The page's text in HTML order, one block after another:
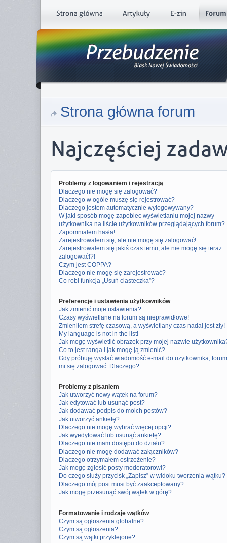
Strona główna forum
Najczęściej
Problemy z logowaniem i rejestracją
Dlaczego nie mogę się zalogować?
Dlaczego w ogóle muszę się rejestrować?
Dlaczego jestem automatycznie wylogowywany?
W jaki sposób mogę zapobiec wyświetlaniu mojej nazwy
użytkownika na liście użytkowników przeglądających forum?
Zapomniałem hasła!
Zarejestrowałem się, ale nie mogę się zalogować!
Zarejestrowałem się jakiś czas temu, ale nie mogę się teraz
zalogować!?!
Czym jest COPPA?
Dlaczego nie mogę się zarejestrować?
Co robi funkcja „Usuń ciasteczka”?
Preferencje i ustawienia użytkowników
Jak zmienić moje ustawienia?
Czasy wyświetlane na forum są nieprawidłowe!
Zmieniłem strefę czasową, a wyświetlany czas nadal jest zły!
My language is not in the list!
Jak mogę wyświetlić obrazek przy mojej nazwie
Co to jest ranga i jak mogę ją zmienić?
Gdy próbuję wysłać wiadomość e-mail do użytkownika,
mi się zalogować. Dlaczego?
Problemy z pisaniem
Jak utworzyć nowy wątek na forum?
Jak edytować lub usunąć post?
Jak dodawać podpis do moich postów?
Jak utworzyć ankietę?
Dlaczego nie mogę wybrać więcej opcji?
Jak wyedytować lub usunąć ankietę?
Dlaczego nie mam dostępu do działu?
Dlaczego nie mogę dodawać załączników?
Dlaczego otrzymałem ostrzeżenie?
Jak mogę zgłosić posty moderatorowi?
Do czego służy przycisk „Zapisz” w widoku tworzenia wątku?
Dlaczego mój post musi być zaakceptowany?
Jak mogę przesunąć swój wątek w górę?
Formatowanie i rodzaje wątków
Czym są ogłoszenia globalne?
Czym są ogłoszenia?
Czym są wątki przyklejone?